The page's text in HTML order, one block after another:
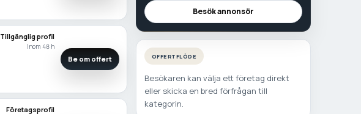
Tillgänglig profil
Inom 48 h
Be om offert
Företagsprofil
Besök annonsör
OFFERTFLÖDE
Besökaren kan välja ett företag direkt
eller skicka en bred förfrågan till
kategorin.